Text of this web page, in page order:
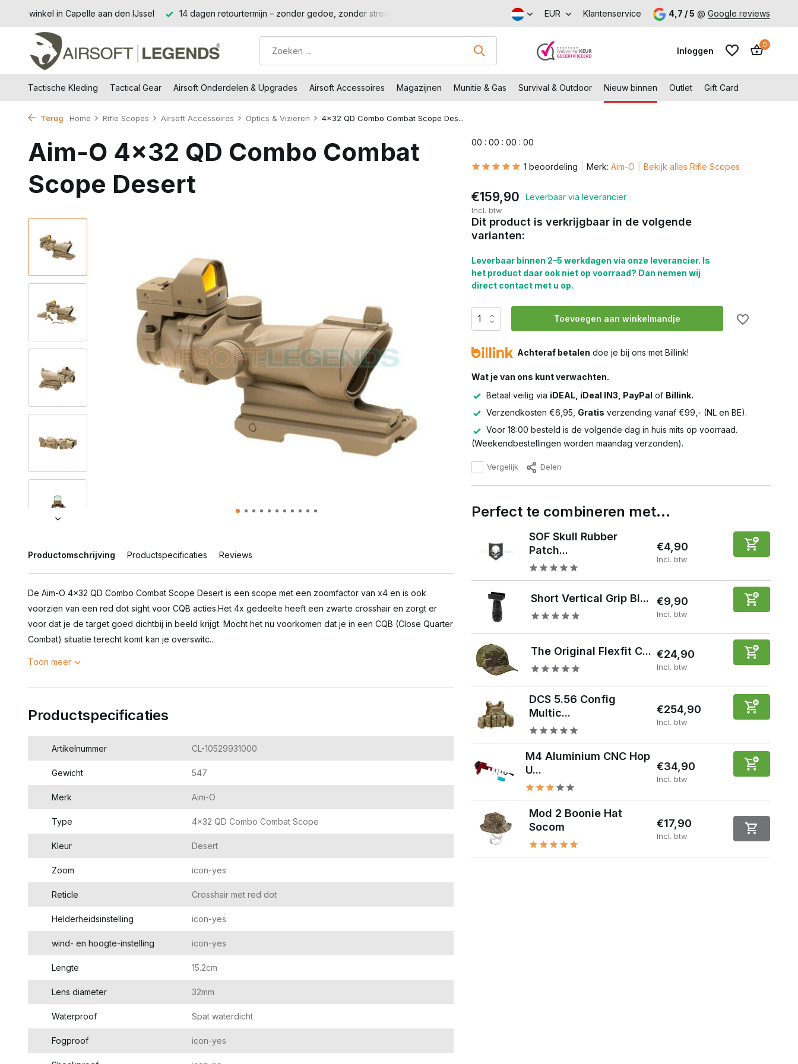
winkel in Capelle aan den IJssel 14 dagen retourtermijn – zonder gedoe, zonder stress. Shop met voordeel – Gratis verzending vanaf €99,-
EUR Klantenservice 4,7 / 5 @ Google reviews
Inloggen
0
Tactische Kleding Tactical Gear Airsoft Onderdelen & Upgrades Airsoft Accessoires Magazijnen Munitie & Gas Survival & Outdoor Nieuw binnen Outlet Gift Card
Terug Home Rifle Scopes Airsoft Accessoires Optics & Vizieren 4x32 QD Combo Combat Scope Des...
Aim-O 4x32 QD Combo Combat
Scope Desert
Productomschrijving Productspecificaties Reviews
De Aim-O 4x32 QD Combo Combat Scope Desert is een scope met een zoomfactor van x4 en is ook
voorzien van een red dot sight voor CQB acties.Het 4x gedeelte heeft een zwarte crosshair en zorgt er
voor dat je de target goed dichtbij in beeld krijgt. Mocht het nu voorkomen dat je in een CQB (Close Quarter
Combat) situatie terecht komt kan je overswitc...
Toon meer
Productspecificaties
Artikelnummer CL-10529931000
Gewicht 547
Merk Aim-O
Type 4x32 QD Combo Combat Scope
Kleur Desert
Zoom icon-yes
Reticle Crosshair met red dot
Helderheidsinstelling icon-yes
wind- en hoogte-instelling icon-yes
Lengte 15.2cm
Lens diameter 32mm
Waterproof Spat waterdicht
Fogproof icon-yes
00 : 00 : 00 : 00
1 beoordeling Merk: Aim-O Bekijk alles Rifle Scopes
€159,90 Leverbaar via leverancier
Incl. btw
Dit product is verkrijgbaar in de volgende
varianten:
Leverbaar binnen 2–5 werkdagen via onze leverancier. Is
het product daar ook niet op voorraad? Dan nemen wij
direct contact met u op.
Toevoegen aan winkelmandje
Achteraf betalen doe je bij ons met Billink!
Wat je van ons kunt verwachten.
Betaal veilig via iDEAL, iDeal IN3, PayPal of Billink.
Verzendkosten €6,95, Gratis verzending vanaf €99,- (NL en BE).
Voor 18:00 besteld is de volgende dag in huis mits op voorraad.
(Weekendbestellingen worden maandag verzonden).
Vergelijk Delen
Perfect te combineren met…
SOF Skull Rubber
Patch...
€4,90
Incl. btw
Short Vertical Grip Bl... €9,90
Incl. btw
The Original Flexfit C... €24,90
Incl. btw
DCS 5.56 Config
Multic...
€254,90
Incl. btw
M4 Aluminium CNC Hop
U...
€34,90
Incl. btw
Mod 2 Boonie Hat
Socom
€17,90
Incl. btw